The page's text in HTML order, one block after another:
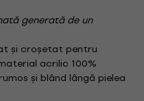
generată de un
și croșetat pentru
acrilic 100%
și blând lângă pielea